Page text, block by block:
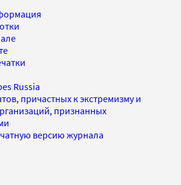
Russia
причастных к экстремизму и
признанных
версию журнала